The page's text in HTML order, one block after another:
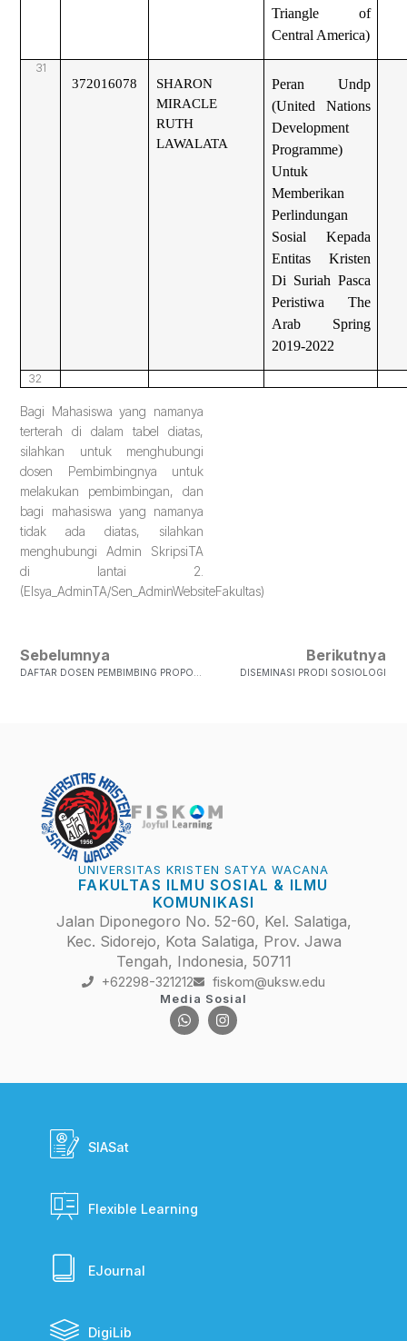
Triangle of
Central America)
31
372016078
SHARON
MIRACLE
RUTH
LAWALATA
Peran Undp
(United Nations
Development
Programme)
Untuk
Memberikan
Perlindungan
Sosial Kepada
Entitas Kristen
Di Suriah Pasca
Peristiwa The
Arab Spring
2019-2022
32
Bagi Mahasiswa yang namanya
terterah di dalam tabel diatas,
silahkan untuk menghubungi
dosen Pembimbingnya untuk
melakukan pembimbingan, dan
bagi mahasiswa yang namanya
tidak ada diatas, silahkan
menghubungi Admin SkripsiTA
di lantai 2.
(Elsya_AdminTA/Sen_AdminWebsiteFakultas)
Sebelumnya Berikutnya
DISEMINASI PRODI SOSIOLOGI
UNIVERSITAS KRISTEN SATYA WACANA
FAKULTAS ILMU SOSIAL & ILMU
KOMUNIKASI
Jalan Diponegoro No. 52-60, Kel. Salatiga,
Kec. Sidorejo, Kota Salatiga, Prov. Jawa
Tengah, Indonesia, 50711
+62298-321212 fiskom@uksw.edu
Media Sosial
SIASat
Flexible Learning
EJournal
DigiLib